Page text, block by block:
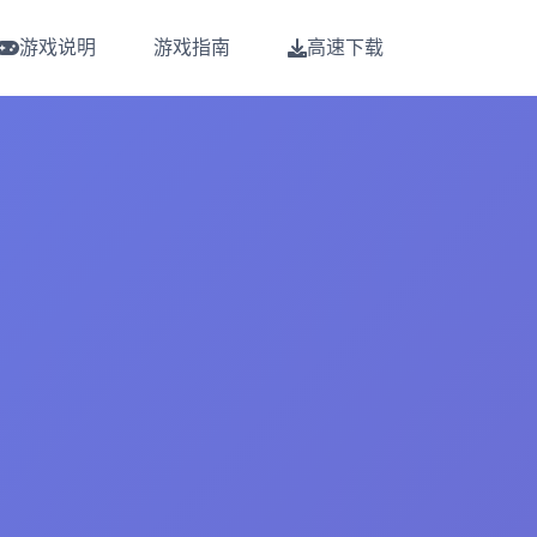
游戏说明 游戏指南 高速下载